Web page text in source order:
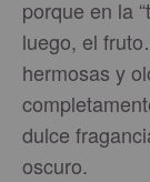
porque en la
luego, el
hermosas y
dulce
oscuro.